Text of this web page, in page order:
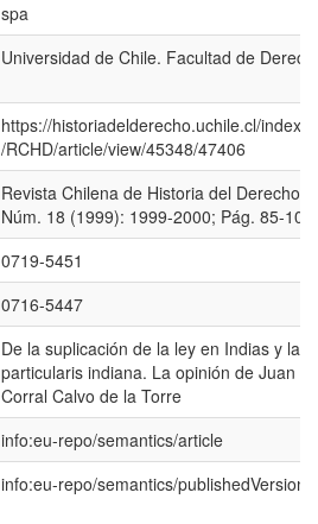
spa
Universidad de Chile. Facultad de
https://historiadelderecho.uchile.cl/
/RCHD/article/view/45348/47406
Revista Chilena de Historia del Derecho;
Núm. 18 (1999): 1999-2000; Pág. 85-100
0719-5451
0716-5447
De la suplicación de la ley en Indias y la
particularis indiana. La opinión de Juan
Corral Calvo de la Torre
info:eu-repo/semantics/article
info:eu-repo/semantics/publishedVersion